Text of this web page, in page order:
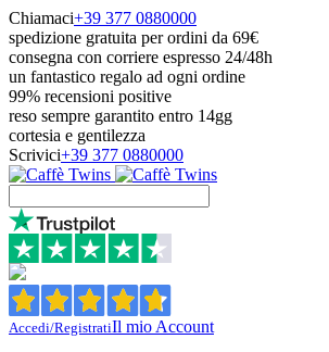
Chiamaci+39 377 0880000
spedizione gratuita per ordini da 69€
consegna con corriere espresso 24/48h
un fantastico regalo ad ogni ordine
99% recensioni positive
reso sempre garantito entro 14gg
cortesia e gentilezza
Scrivici+39 377 0880000
Accedi/RegistratiIl mio Account